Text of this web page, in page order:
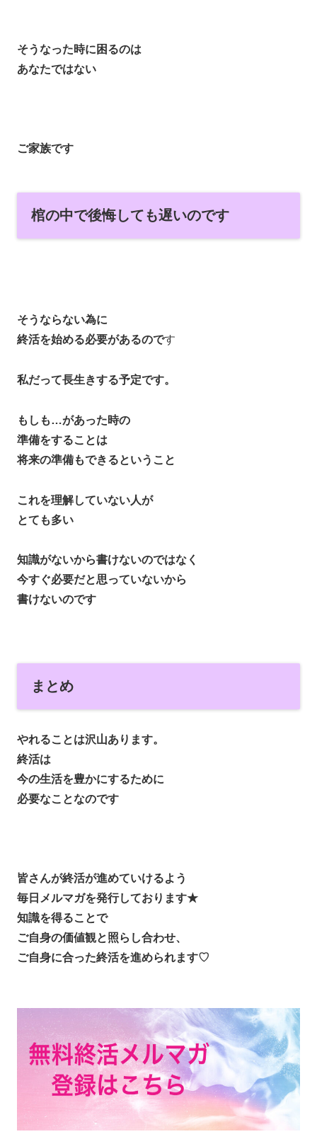
そうなった時に困るのは
あなたではない
ご家族です
棺の中で後悔しても遅いのです
そうならない為に
終活を始める必要があるのです
私だって長生きする予定です。
もしも…があった時の
準備をすることは
将来の準備もできるということ
これを理解していない人が
とても多い
知識がないから書けないのではなく
今すぐ必要だと思っていないから
書けないのです
まとめ
やれることは沢山あります。
終活は
今の生活を豊かにするために
必要なことなのです
皆さんが終活が進めていけるよう
毎日メルマガを発行しております★
知識を得ることで
ご自身の価値観と照らし合わせ、
ご自身に合った終活を進められます♡